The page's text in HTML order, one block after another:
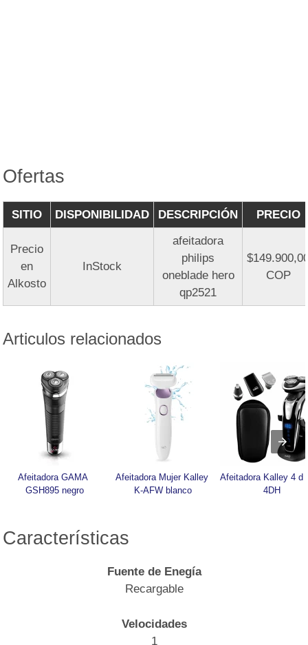
Ofertas
SITIO DISPONIBILIDAD DESCRIPCIÓN PRECIO
Precio
en
Alkosto
InStock
afeitadora
philips
oneblade hero
qp2521
COP
Articulos relacionados
Afeitadora GAMA
GSH895 negro
Afeitadora Mujer Kalley
K-AFW blanco
Afeitadora Kalley 4 d
4DH
Características
Fuente de Enegía
Recargable
Velocidades
1